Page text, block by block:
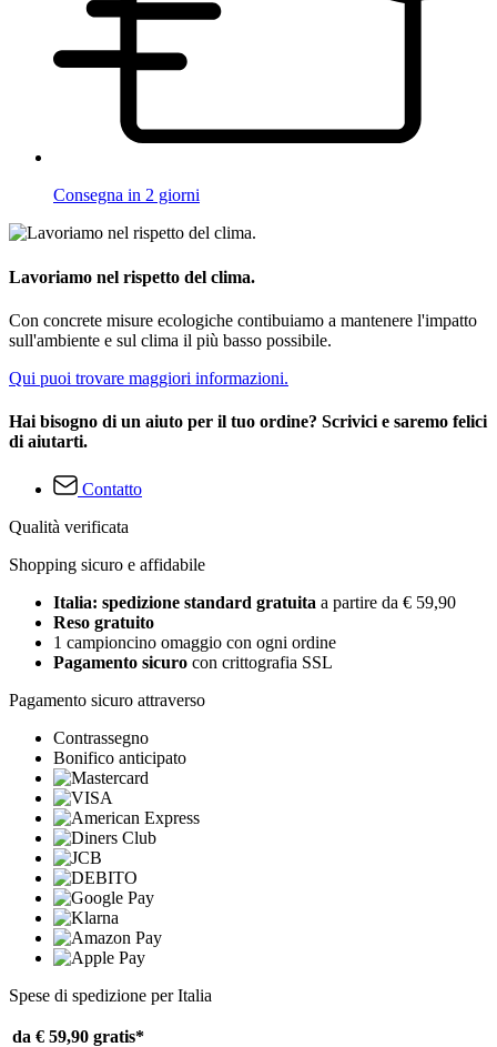
Consegna in 2 giorni
Lavoriamo nel rispetto del clima.
Con concrete misure ecologiche contibuiamo a mantenere l'impatto
sull'ambiente e sul clima il più basso possibile.
Qui puoi trovare maggiori informazioni.
Hai bisogno di un aiuto per il tuo ordine? Scrivici e saremo felici
di aiutarti.
Contatto
Qualità verificata
Shopping sicuro e affidabile
Italia: spedizione standard gratuita a partire da € 59,90
Reso gratuito
1 campioncino omaggio con ogni ordine
Pagamento sicuro con crittografia SSL
Pagamento sicuro attraverso
Contrassegno
Bonifico anticipato
Spese di spedizione per Italia
da € 59,90 gratis*